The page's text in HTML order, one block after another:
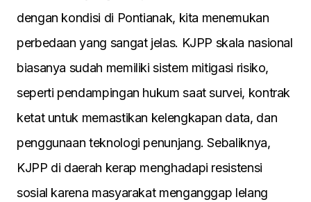
dengan kondisi di Pontianak, kita menemukan
perbedaan yang sangat jelas. KJPP skala nasional
biasanya sudah memiliki sistem mitigasi risiko,
seperti pendampingan hukum saat survei, kontrak
ketat untuk memastikan kelengkapan data, dan
penggunaan teknologi penunjang. Sebaliknya,
KJPP di daerah kerap menghadapi resistensi
sosial karena masyarakat menganggap lelang